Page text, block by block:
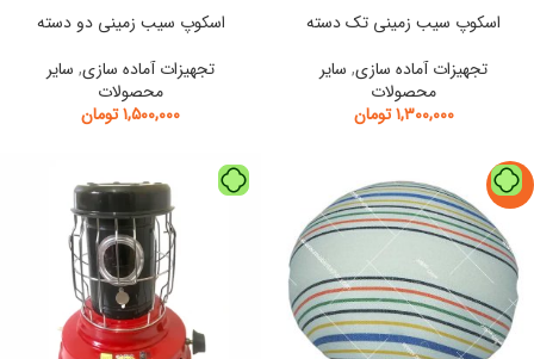
اسکوپ سیب زمینی تک دسته
تجهیزات آماده سازی, سایر
محصولات
۱,۳۰۰,۰۰۰ تومان
اسکوپ سیب زمینی دو دسته
تجهیزات آماده سازی, سایر
محصولات
۱,۵۰۰,۰۰۰تومان
-7%